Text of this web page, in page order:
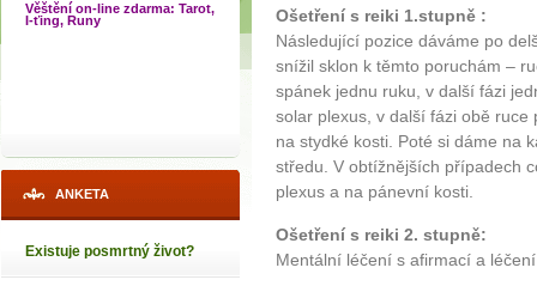
Věštění on-line zdarma: Tarot,
I-ťing, Runy
ANKETA
Existuje posmrtný život?
Ošetření s reiki 1.stupně :
Následující pozice dáváme po
snížil sklon k těmto poruchám –
spánek jednu ruku, v další fázi
solar plexus, v další fázi obě
na stydké kosti. Poté si dáme na
středu. V obtížnějších případech
plexus a na pánevní kosti.
Ošetření s reiki 2. stupně:
Mentální léčení s afirmací a